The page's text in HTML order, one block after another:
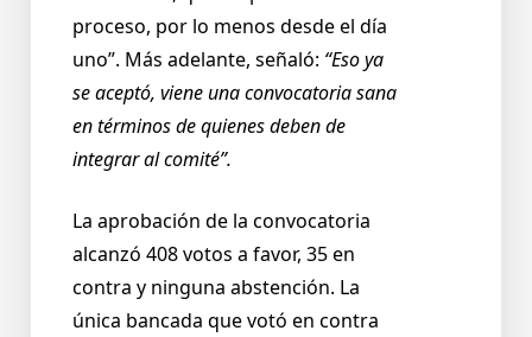
proceso, por lo menos desde el día
uno”. Más adelante, señaló: “Eso ya
se aceptó, viene una convocatoria sana
en términos de quienes deben de
integrar al comité”.
La aprobación de la convocatoria
alcanzó 408 votos a favor, 35 en
contra y ninguna abstención. La
única bancada que votó en contra